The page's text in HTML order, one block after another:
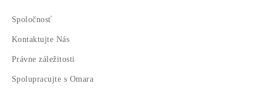
Spoločnosť
Kontaktujte Nás
Právne záležitosti
Spolupracujte s Omara